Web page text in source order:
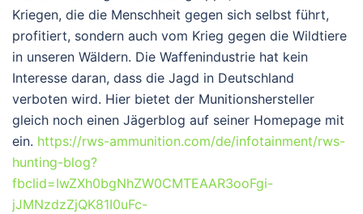
Kriegen, die die Menschheit gegen sich selbst führt,
profitiert, sondern auch vom Krieg gegen die Wildtiere
in unseren Wäldern. Die Waffenindustrie hat kein
Interesse daran, dass die Jagd in Deutschland
verboten wird. Hier bietet der Munitionshersteller
gleich noch einen Jägerblog auf seiner Homepage mit
ein. https://rws-ammunition.com/de/infotainment/rws-
hunting-blog?
fbclid=IwZXh0bgNhZW0CMTEAAR3ooFgi-
jJMNzdzZjQK81I0uFc-